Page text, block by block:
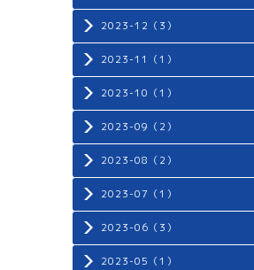
2023-12（3）
2023-11（1）
2023-10（1）
2023-09（2）
2023-08（2）
2023-07（1）
2023-06（3）
2023-05（1）